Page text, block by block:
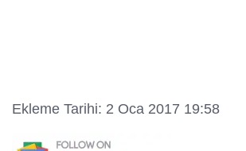
Ekleme Tarihi: 2 Oca 2017 19:58